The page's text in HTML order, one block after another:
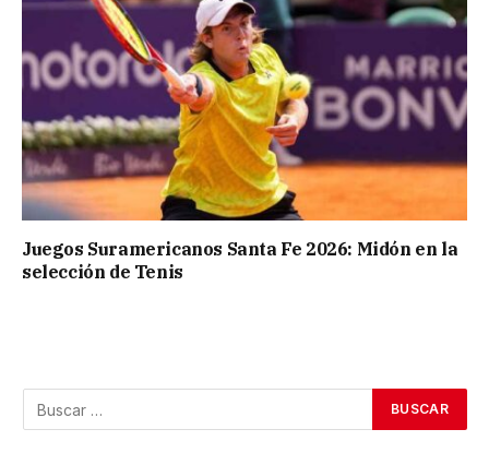
Juegos Suramericanos Santa Fe 2026: Midón en la
selección de Tenis